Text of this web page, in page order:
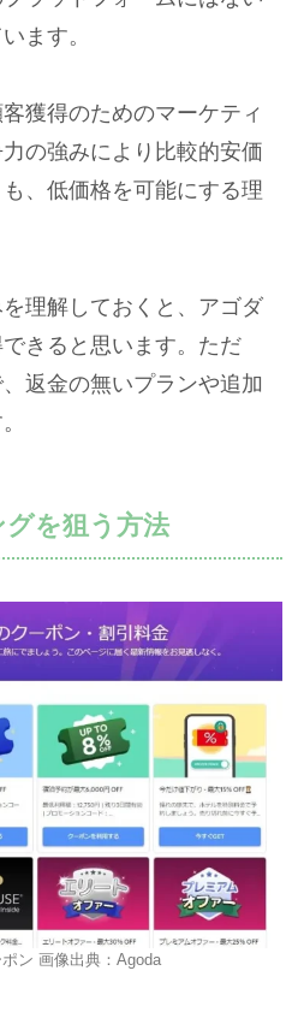
ます。
獲得のためのマーケティ
の強みにより比較的安価
、低価格を可能にする理
理解しておくと、アゴダ
きると思います。ただ
返金の無いプランや追加
を狙う方法
ン 画像出典：Agoda